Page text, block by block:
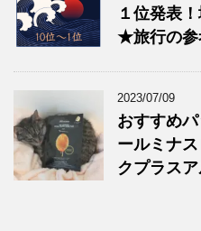
１位発表
★旅行の
2023/07/09
おすすめ
ールミナ
クプラス